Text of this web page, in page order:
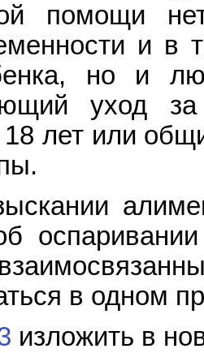
помощи
и в
но и
уход
18 лет или
в одном
изложить в